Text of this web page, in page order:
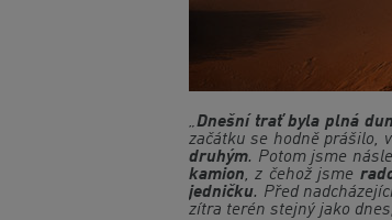
„Dnešní trať byla plná dun
začátku se hodně prášilo,
druhým. Potom jsme
kamion, z čehož jsme
jedničku. Před
zítra terén stejný jako